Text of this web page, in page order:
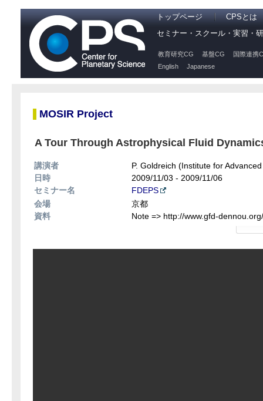
トップページ
CPSとは
セミナー・スクール・実習・
教育研究CG 基盤CG
国際連携
English
Japanese
MOSIR Project
A Tour Through Astrophysical Fluid
講演者
P. Goldreich (Institute for
日時
2009/11/03 - 2009/11/06
セミナー名
FDEPS
会場
京都
資料
Note => http://www.gfd-